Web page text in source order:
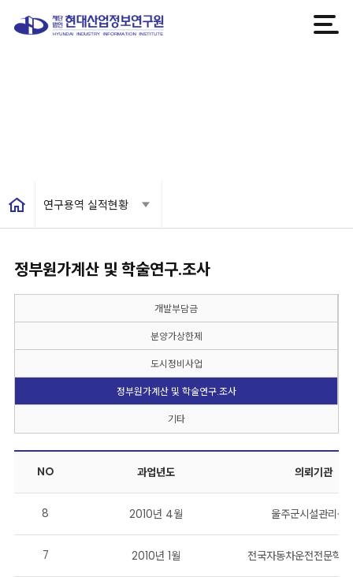
연구용역 실적현황
정부원가계산 및 학술연구.조사
개발부담금
분양가상한제
도시정비사업
정부원가계산 및 학술연구.조사
기타
NO 과업년도 의뢰기관
8 2010년 4월 울주군시설관리공
7 2010년 1월 전국자동차운전전문학